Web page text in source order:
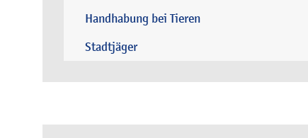
Handhabung bei Tieren
Stadtjäger